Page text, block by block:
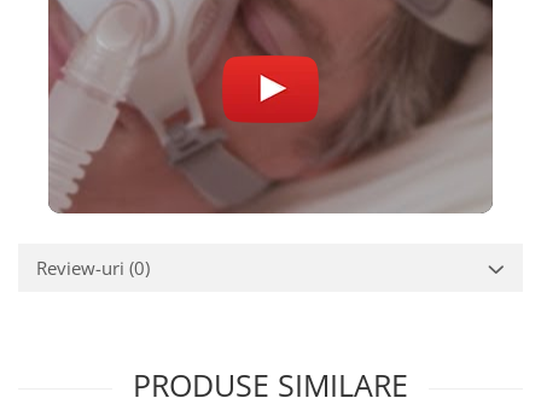
Review-uri (0)
PRODUSE SIMILARE